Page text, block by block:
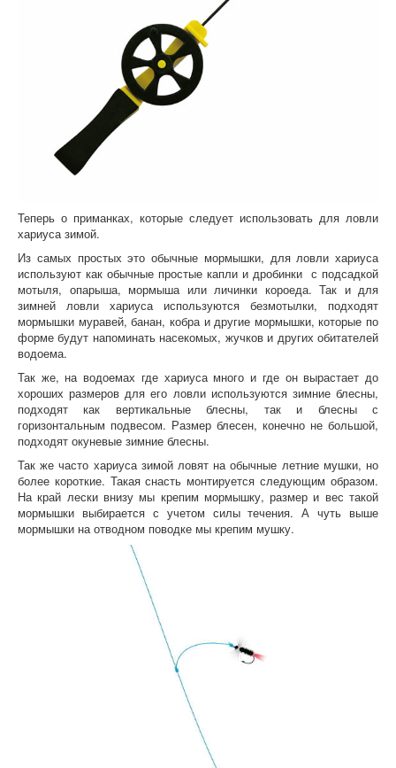
Теперь о приманках, которые следует использовать для ловли
хариуса зимой.
Из самых простых это обычные мормышки, для ловли хариуса
используют как обычные простые капли и дробинки с подсадкой
мотыля, опарыша, мормыша или личинки короеда. Так и для
зимней ловли хариуса используются безмотылки, подходят
мормышки муравей, банан, кобра и другие мормышки, которые по
форме будут напоминать насекомых, жучков и других обитателей
водоема.
Так же, на водоемах где хариуса много и где он вырастает до
хороших размеров для его ловли используются зимние блесны,
подходят как вертикальные блесны, так и блесны с
горизонтальным подвесом. Размер блесен, конечно не большой,
подходят окуневые зимние блесны.
Так же часто хариуса зимой ловят на обычные летние мушки, но
более короткие. Такая снасть монтируется следующим образом.
На край лески внизу мы крепим мормышку, размер и вес такой
мормышки выбирается с учетом силы течения. А чуть выше
мормышки на отводном поводке мы крепим мушку.